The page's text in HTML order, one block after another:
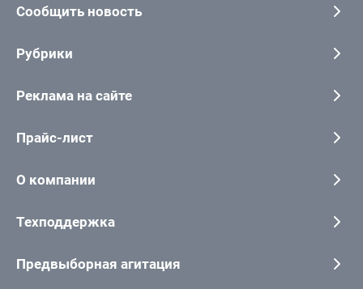
Сообщить новость
Рубрики
Реклама на сайте
Прайс-лист
О компании
Техподдержка
Предвыборная агитация